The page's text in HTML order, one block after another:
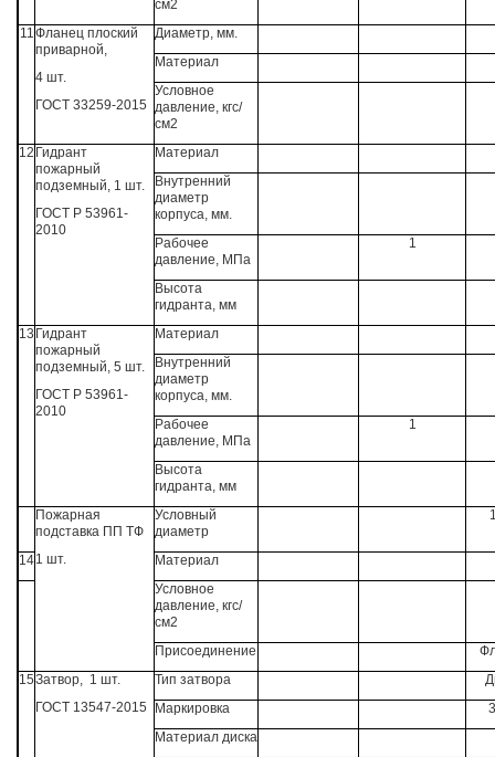
см2
11Фланец плоский
приварной,
4 шт.
ГОСТ 33259-2015
Диаметр, мм.
Материал
Условное
давление, кгс/
см2
12 Гидрант
пожарный
подземный, 1 шт.
ГОСТ Р 53961-
2010
Материал
Внутренний
диаметр
корпуса, мм.
Рабочее
давление, МПа
1
Высота
гидранта, мм
13 Гидрант
пожарный
подземный, 5 шт.
ГОСТ Р 53961-
2010
Материал
Внутренний
диаметр
корпуса, мм.
Рабочее
давление, МПа
1
Высота
гидранта, мм
Пожарная
подставка ПП ТФ
1 шт.
Условный
диаметр
14
Материал
Условное
давление, кгс/
см2
Присоединение
15Затвор, 1 шт.
ГОСТ 13547-2015
Тип затвора
Маркировка
Материал диска